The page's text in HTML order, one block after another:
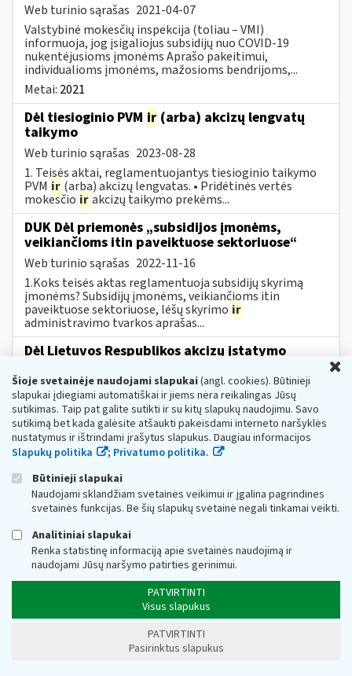
Web turinio sąrašas 2021-04-07
Valstybinė mokesčių inspekcija (toliau – VMI)
informuoja, jog įsigaliojus subsidijų nuo COVID-19
nukentėjusioms įmonėms Aprašo pakeitimui,
individualioms įmonėms, mažosioms bendrijoms,...
Metai: 2021
Dėl tiesioginio PVM ir (arba) akcizų lengvatų
taikymo
Web turinio sąrašas 2023-08-28
1. Teisės aktai, reglamentuojantys tiesioginio taikymo
PVM ir (arba) akcizų lengvatas. • Pridėtinės vertės
mokesčio irakcizų taikymo prekėms...
DUK Dėl priemonės „subsidijos įmonėms,
veikiančioms itin paveiktuose sektoriuose“
Web turinio sąrašas 2022-11-16
1.Koks teisės aktas reglamentuoja subsidijų skyrimą
įmonėms? Subsidijų įmonėms, veikiančioms itin
paveiktuose sektoriuose, lėšų skyrimo ir
administravimo tvarkos aprašas...
Dėl Lietuvos Respublikos akcizų įstatymo
Web turinio sąrašas 2023-02-10
Informuojame, kad, vadovaujantis Lietuvos Respublikos
akcizų įstatymo (toliau − AĮ) pakeitimu Nr. XIV-777[1],
nuo 2023 m. vasario 13 d. įsigalioja šie AĮ pakeitimai:
nustatoma, kad akcizais...
Akcizų mokesčių pakeitimai nuo 2023 m.
DUK Dėl priemonės „subsidijos įmonėms,
Web turinio sąrašas
2022-11-16
1. Koks teisės aktas reglamentuoja subsidijų skyrimą
įmonėms? Subsidijų įmonėms, veikiančioms itin
paveiktuose sektoriuose, lėšų skyrimo
administravimo tvarkos...
gyventojams taikomos
nekilnojamojo turto mokesčio lengvatos?
Šioje svetainėje naudojami slapukai(angl. cookies). Būtinieji
slapukai įdiegiami automatiškai ir jiems nėra reikalingas Jūsų
sutikimas. Taip pat galite sutikti ir su kitų slapukų naudojimu. Savo
sutikimą bet kada galėsite atšaukti pakeisdami interneto naršyklės
nustatymus ir ištrindami įrašytus slapukus. Daugiau informacijos
Slapukų politika
; Privatumo politika.
Būtinieji slapukai
Naudojami sklandžiam svetainės veikimui ir įgalina pagrindines
svetainės funkcijas. Be šių slapukų svetainė negali tinkamai veikti.
Analitiniai slapukai
Renka statistinę informaciją apie svetainės naudojimą ir
naudojami Jūsų naršymo patirties gerinimui.
PATVIRTINTI
Visus slapukus
PATVIRTINTI
Pasirinktus slapukus